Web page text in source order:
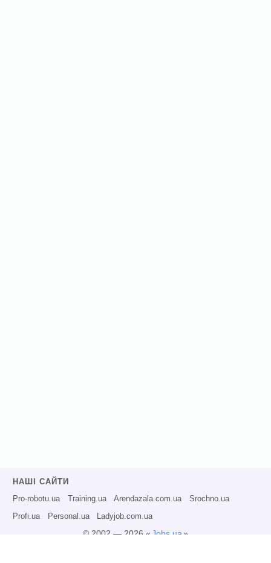
НАШІ САЙТИ
Pro-robotu.ua Training.ua Arendazala.com.ua Srochno.ua
Profi.ua Personal.ua Ladyjob.com.ua
© 2002 — 2026 « Jobs.ua»